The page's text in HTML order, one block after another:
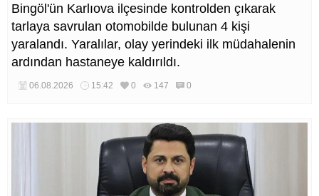
Bingöl'ün Karlıova ilçesinde kontrolden çıkarak
tarlaya savrulan otomobilde bulunan 4 kişi
yaralandı. Yaralılar, olay yerindeki ilk müdahalenin
ardından hastaneye kaldırıldı.
06.08.2026 15:42 0 147 0